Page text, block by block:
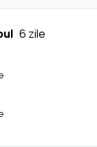
6 zile